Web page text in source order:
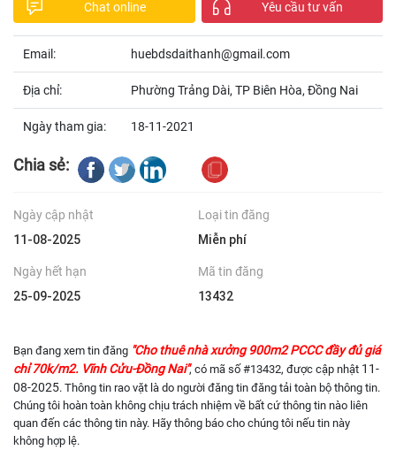
Chat online Yêu cầu tư vấn
Email: huebdsdaithanh@gmail.com
Địa chỉ: Phường Trảng Dài, TP Biên Hòa, Đồng Nai
Ngày tham gia: 18-11-2021
Chia sẻ:
Ngày cập nhật
11-08-2025
Loại tin đăng
Miễn phí
Ngày hết hạn
25-09-2025
Mã tin đăng
13432
Bạn đang xem tin đăng "Cho thuê nhà xưởng 900m2 PCCC đầy đủ giá
chỉ 70k/m2. Vĩnh Cửu-Đồng Nai", có mã số #13432, được cập nhật 11-
08-2025. Thông tin rao vặt là do người đăng tin đăng tải toàn bộ thông tin.
Chúng tôi hoàn toàn không chịu trách nhiệm về bất cứ thông tin nào liên
quan đến các thông tin này. Hãy thông báo cho chúng tôi nếu tin này
không hợp lệ.